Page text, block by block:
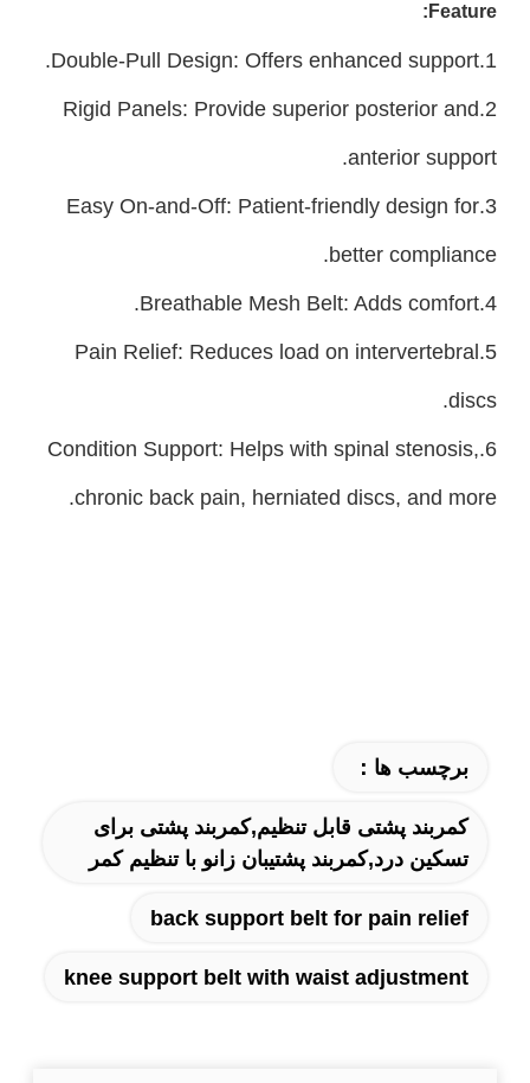
Feature:
1.Double-Pull Design: Offers enhanced support.
2.Rigid Panels: Provide superior posterior and
anterior support.
3.Easy On-and-Off: Patient-friendly design for
better compliance.
4.Breathable Mesh Belt: Adds comfort.
5.Pain Relief: Reduces load on intervertebral
discs.
6.Condition Support: Helps with spinal stenosis,
chronic back pain, herniated discs, and more.
برچسب ها：
کمربند پشتی قابل تنظیم,کمربند پشتی برای
تسکین درد,کمربند پشتیبان زانو با تنظیم کمر
back support belt for pain relief
knee support belt with waist adjustment